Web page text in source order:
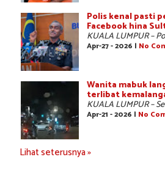
Polis kenal pasti
Facebook hina
KUALA LUMPUR –
Apr-27 - 2026 | No
Wanita mabuk
terlibat
KUALA LUMPUR –
Apr-21 - 2026 | No
Lihat seterusnya »